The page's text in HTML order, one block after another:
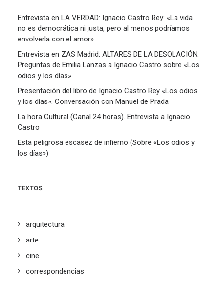
Entrevista en LA VERDAD: Ignacio Castro Rey: «La vida
no es democrática ni justa, pero al menos podríamos
envolverla con el amor»
Entrevista en ZAS Madrid: ALTARES DE LA DESOLACIÓN.
Preguntas de Emilia Lanzas a Ignacio Castro sobre «Los
odios y los días».
Presentación del libro de Ignacio Castro Rey «Los odios
y los días». Conversación con Manuel de Prada
La hora Cultural (Canal 24 horas). Entrevista a Ignacio
Castro
Esta peligrosa escasez de infierno (Sobre «Los odios y
los días»)
TEXTOS
arquitectura
arte
cine
correspondencias